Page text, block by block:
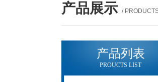
产品展示 /
产品列表
PROUCTS LIST